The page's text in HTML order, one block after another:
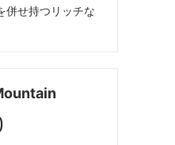
併せ持つリッチな